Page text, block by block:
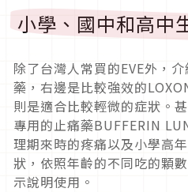
小學、國中和高中
除了台灣人常買的EVE外，
藥，右邊是比較強效的
則是適合比較輕微的症狀。
專用的止痛藥BUFFERIN
理期來時的疼痛以及小學高
狀，依照年齡的不同吃的顆
示說明使用。